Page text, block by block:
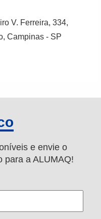
V. Ferreira, 334,
Campinas - SP
e envie o
para a ALUMAQ!